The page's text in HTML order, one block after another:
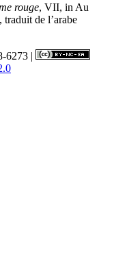
rouge, VII, in Au
de l’arabe
6273 |